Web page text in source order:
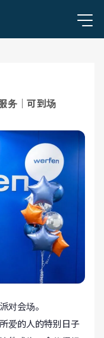
务｜可到场
对会场。
爱的人的特别日子